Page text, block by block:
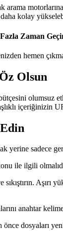
arama
daha kolay
Zaman
hemen
Olsun
olumsuz
içeriğinizin
yerine sadece
ile ilgili
Aşırı
anahtar
dosyaları